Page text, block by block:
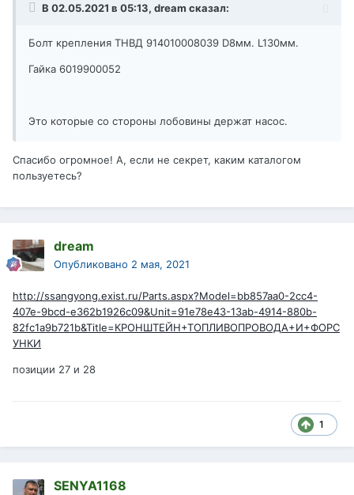
В 02.05.2021 в 05:13, dream сказал:
Болт крепления ТНВД 914010008039 D8мм. L130мм.
Гайка 6019900052
Это которые со стороны лобовины держат насос.
Спасибо огромное! А, если не секрет, каким каталогом
пользуетесь?
dream
Опубликовано 2 мая, 2021
http://ssangyong.exist.ru/Parts.aspx?Model=bb857aa0-2cc4-
407e-9bcd-e362b1926c09&Unit=91e78e43-13ab-4914-880b-
82fc1a9b721b&Title=КРОНШТЕЙН+ТОПЛИВОПРОВОДА+И+ФОРС
УНКИ
позиции 27 и 28
1
SENYA1168